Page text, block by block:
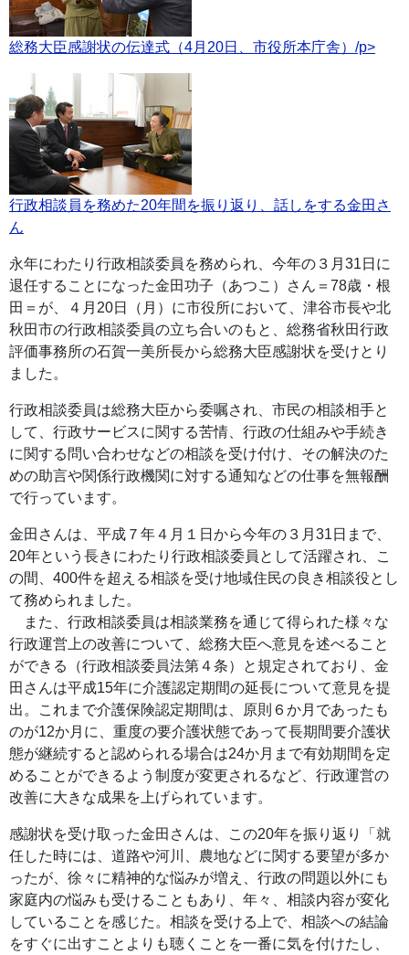
総務大臣感謝状の伝達式（4月20日、市役所本庁舎） /p>
行政相談員を務めた20年間を振り返り、話しをする金田さ
ん
永年にわたり行政相談委員を務められ、今年の３月31日に
退任することになった金田功子（あつこ）さん＝78歳・根
田＝が、４月20日（月）に市役所において、津谷市長や北
秋田市の行政相談委員の立ち合いのもと、総務省秋田行政
評価事務所の石賀一美所長から総務大臣感謝状を受けとり
ました。
行政相談委員は総務大臣から委嘱され、市民の相談相手と
して、行政サービスに関する苦情、行政の仕組みや手続き
に関する問い合わせなどの相談を受け付け、その解決のた
めの助言や関係行政機関に対する通知などの仕事を無報酬
で行っています。
金田さんは、平成７年４月１日から今年の３月31日まで、
20年という長きにわたり行政相談委員として活躍され、こ
の間、400件を超える相談を受け地域住民の良き相談役とし
て務められました。
また、行政相談委員は相談業務を通じて得られた様々な
行政運営上の改善について、総務大臣へ意見を述べること
ができる（行政相談委員法第４条）と規定されており、金
田さんは平成15年に介護認定期間の延長について意見を提
出。これまで介護保険認定期間は、原則６か月であったも
のが12か月に、重度の要介護状態であって長期間要介護状
態が継続すると認められる場合は24か月まで有効期間を定
めることができるよう制度が変更されるなど、行政運営の
改善に大きな成果を上げられています。
感謝状を受け取った金田さんは、この20年を振り返り「就
任した時には、道路や河川、農地などに関する要望が多か
ったが、徐々に精神的な悩みが増え、行政の問題以外にも
家庭内の悩みも受けることもあり、年々、相談内容が変化
していることを感じた。相談を受ける上で、相談への結論
をすぐに出すことよりも聴くことを一番に気を付けたし、